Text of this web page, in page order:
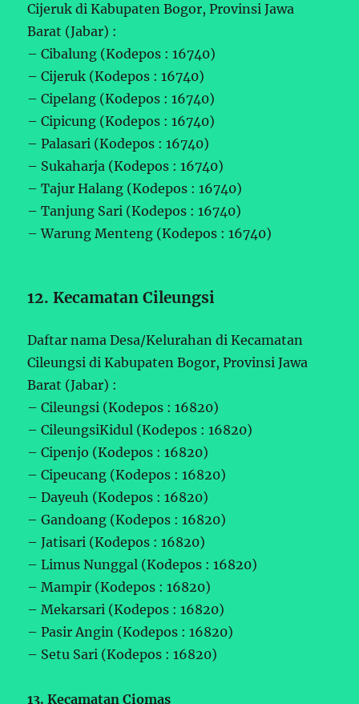
Cijeruk di Kabupaten Bogor, Provinsi Jawa
Barat (Jabar) :
– Cibalung (Kodepos : 16740)
– Cijeruk (Kodepos : 16740)
– Cipelang (Kodepos : 16740)
– Cipicung (Kodepos : 16740)
– Palasari (Kodepos : 16740)
– Sukaharja (Kodepos : 16740)
– Tajur Halang (Kodepos : 16740)
– Tanjung Sari (Kodepos : 16740)
– Warung Menteng (Kodepos : 16740)
12. Kecamatan Cileungsi
Daftar nama Desa/Kelurahan di Kecamatan
Cileungsi di Kabupaten Bogor, Provinsi Jawa
Barat (Jabar) :
– Cileungsi (Kodepos : 16820)
– CileungsiKidul (Kodepos : 16820)
– Cipenjo (Kodepos : 16820)
– Cipeucang (Kodepos : 16820)
– Dayeuh (Kodepos : 16820)
– Gandoang (Kodepos : 16820)
– Jatisari (Kodepos : 16820)
– Limus Nunggal (Kodepos : 16820)
– Mampir (Kodepos : 16820)
– Mekarsari (Kodepos : 16820)
– Pasir Angin (Kodepos : 16820)
– Setu Sari (Kodepos : 16820)
13. Kecamatan Ciomas